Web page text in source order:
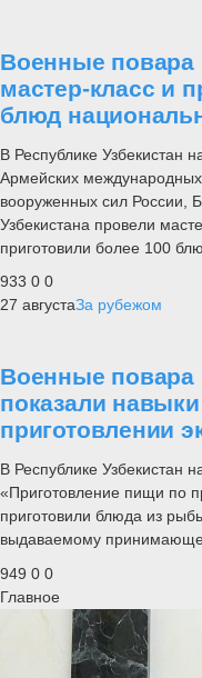
Военные повара
мастер-класс и
блюд
В Республике Узбекистан
Армейских
вооруженных сил России,
Узбекистана провели
приготовили более 100
933 0 0
27 августаЗа рубежом
Военные повара
показали
приготовлении
В Республике Узбекистан
«Приготовление пищи по
приготовили блюда из
выдаваемому
949 0 0
Главное